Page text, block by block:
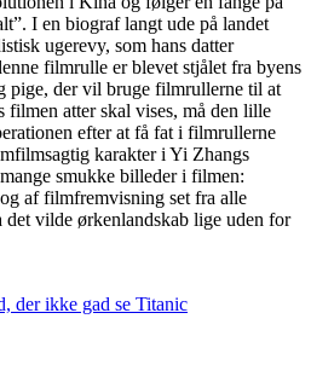
I en biograf langt ude på landet
ugerevy, som hans datter
filmrulle er blevet stjålet fra byens
pige, der vil bruge filmrullerne til at
filmen atter skal vises, må den lille
efter at få fat i filmrullerne
karakter i Yi Zhangs
smukke billeder i filmen:
af filmfremvisning set fra alle
vilde ørkenlandskab lige uden for
der ikke gad se Titanic